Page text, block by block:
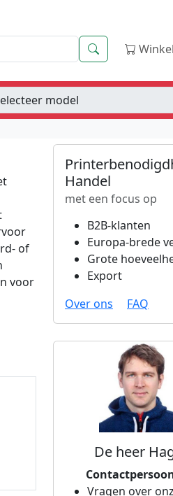
Zoeken
of
voor
Handel
met een focus op
B2B-klanten
Europa-brede
Grote
Export
Over ons
FAQ
De heer
Vragen over